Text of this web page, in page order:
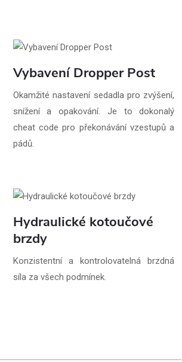
Vybavení Dropper Post
Okamžité nastavení sedadla pro zvýšení,
snížení a opakování. Je to dokonalý
cheat code pro překonávání vzestupů a
pádů.
Hydraulické kotoučové
brzdy
Konzistentní a kontrolovatelná brzdná
síla za všech podmínek.